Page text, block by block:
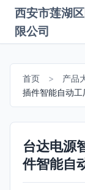
西安市莲湖
限公司
首页 > 产品
插件智能自动工
台达电源
件智能自